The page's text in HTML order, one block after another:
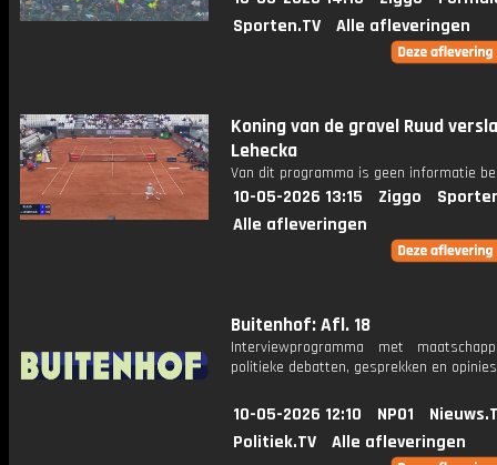
Sporten.TV
Alle afleveringen
Koning van de gravel Ruud
Lehecka
Van dit programma is geen informatie
10-05-2026 13:15 Ziggo
Alle afleveringen
Buitenhof: Afl. 18
Interviewprogramma met
politieke debatten, gesprekken en
10-05-2026 12:10 NPO1
Politiek.TV
Alle afleveringen